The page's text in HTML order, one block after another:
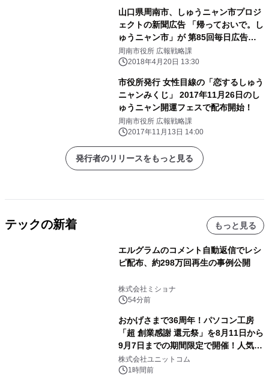
山口県周南市、しゅうニャン市プロジ
ェクトの新聞広告 「帰っておいで。し
ゅうニャン市」が 第85回毎日広告デ
ザイン賞において準部門賞を受賞
周南市役所 広報戦略課
2018年4月20日 13:30
市役所発行 女性目線の「恋するしゅう
ニャンみくじ」 2017年11月26日のし
ゅうニャン開運フェスで配布開始！
周南市役所 広報戦略課
2017年11月13日 14:00
発行者のリリースをもっと見る
テックの新着 もっと見る
エルグラムのコメント自動返信でレシ
ピ配布、約298万回再生の事例公開
株式会社ミショナ
54分前
おかげさまで36周年！パソコン工房
「超 創業感謝 還元祭」を8月11日から
9月7日までの期間限定で開催！人気の
ゲーミングPCや高性能ノートPCなど
対象iiyama PCのご購入で最大3万円分
株式会社ユニットコム
1時間前